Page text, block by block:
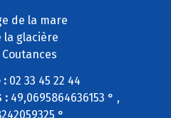
de la mare
la glacière
:02 33 45 22 44
:49,0695864636153 ° ,
°